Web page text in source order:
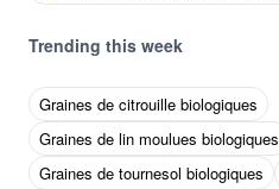
Trending this week
Graines de citrouille biologiques
Graines de lin moulues biologiques
Graines de tournesol biologiques